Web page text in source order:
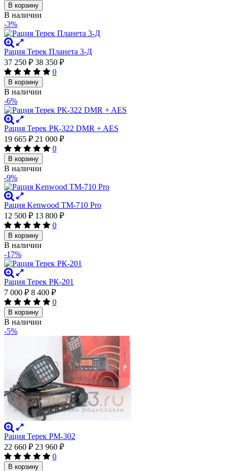
В корзину
В наличии
-3%
Рация Терек Планета 3-Д
37 250 ₽ 38 350 ₽
0
В корзину
В наличии
-6%
Рация Терек РК-322 DMR + AES
19 665 ₽ 21 000 ₽
0
В корзину
В наличии
-9%
Рация Kenwood TM-710 Pro
12 500 ₽ 13 800 ₽
0
В корзину
В наличии
-17%
Рация Терек РК-201
7 000 ₽ 8 400 ₽
0
В корзину
В наличии
-5%
Рация Терек РМ-302
22 660 ₽ 23 960 ₽
0
В корзину